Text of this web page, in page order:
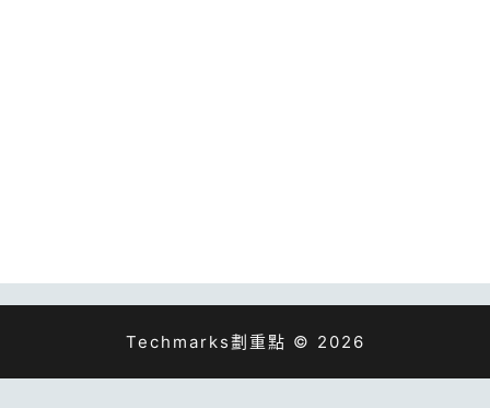
Techmarks劃重點 © 2026